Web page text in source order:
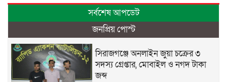
সর্বশেষ আপডেট
জনপ্রিয় পোস্ট
সিরাজগঞ্জে অনলাইন জুয়া চক্রের ৩
সদস্য গ্রেপ্তার, মোবাইল ও নগদ টাকা
জব্দ